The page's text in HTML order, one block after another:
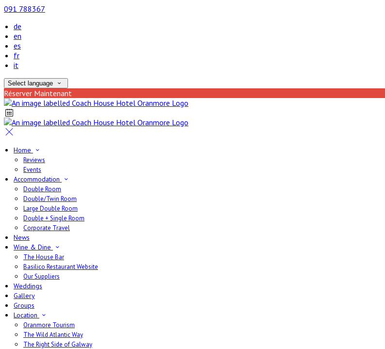
091 788367
de
en
es
fr
it
Select language
Réserver Maintenant
Home
Reviews
Events
Accommodation
Double Room
Double/Twin Room
Large Double Room
Double + Single Room
Corporate Travel
News
Wine & Dine
The House Bar
Basilico Restaurant Website
Our Suppliers
Weddings
Gallery
Groups
Location
Oranmore Tourism
The Wild Atlantic Way
The Right Side of Galway